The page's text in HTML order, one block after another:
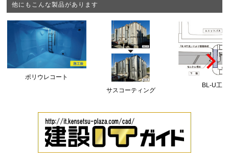
他にもこんな製品があります
ポリウレコート
サスコーティング
BL-U工法